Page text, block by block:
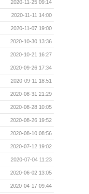
2020-11-25 09:14
2020-11-11 14:00
2020-11-07 19:00
2020-10-30 13:36
2020-10-21 16:27
2020-09-26 17:34
2020-09-11 18:51
2020-08-31 21:29
2020-08-28 10:05
2020-08-26 19:52
2020-08-10 08:56
2020-07-12 19:02
2020-07-04 11:23
2020-06-02 13:05
2020-04-17 09:44